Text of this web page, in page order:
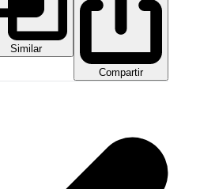
Similar
Compartir